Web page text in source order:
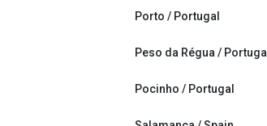
Porto / Portugal
Peso da Régua / Portugal
Pocinho / Portugal